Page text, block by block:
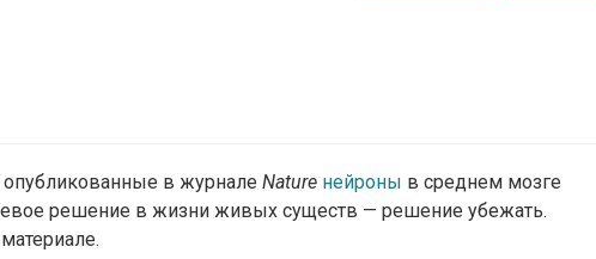
в журнале Nature нейроны в среднем мозге
решение в жизни живых существ — решение убежать.